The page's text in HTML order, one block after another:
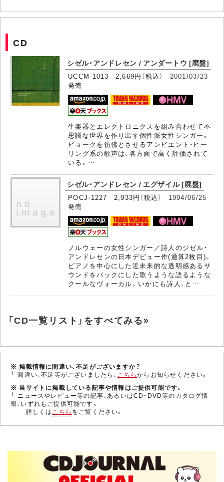
CD
シゼル・アンドレセン / アンダートウ [廃盤]
UCCM-1013 2,669円（税込） 2001/03/23
発売
生楽器とエレクトロニクスを組み合わせて不
思議な世界を作り出す個性派女性シンガー。
ビョークを彷彿とさせるアンビエント・ヒー
リング系の歌声は、各方面で高く評価されて
いる。…
シゼル・アンドレセン / エグザイル [廃盤]
POCJ-1227 2,933円（税込） 1994/06/25
発売
ノルウェーの女性シンガー／詩人のジゼル・
アンドレセンの日本デビュー作(通算2枚目)。
ピアノを中心にした近未来的な透明感あるサ
ウンドをバックにした歌うような語るような
クールなヴォーカル。いかにも詩人、と…
「CD一覧リスト」をすべてみる»
※ 掲載情報に間違い、不足がございますか？
└ 間違い、不足等がございましたら、 こちらからお知らせください。
※ 当サイトに掲載している記事や情報はご提供可能です。
└ ニュースやレビュー等の記事、あるいはCD・DVD等のカタログ情
報、いずれもご提供可能です。
詳しくはこちら をご覧ください。